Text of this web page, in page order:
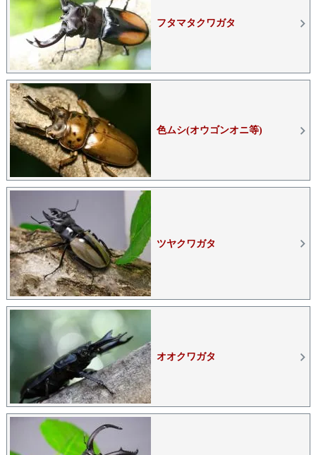
フタマタクワガタ
色ムシ(オウゴンオニ等)
ツヤクワガタ
オオクワガタ